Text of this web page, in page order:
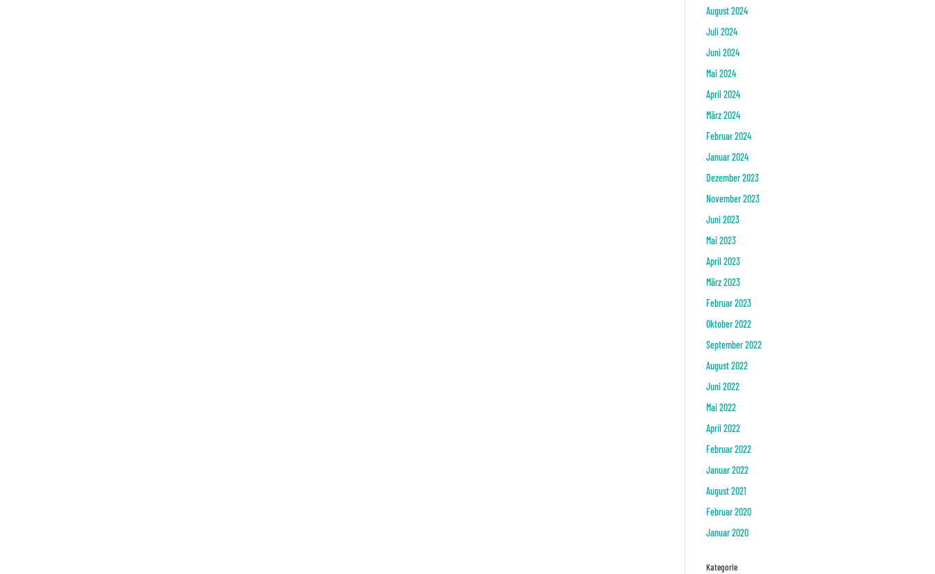
August 2024
Juli 2024
Juni 2024
Mai 2024
April 2024
März 2024
Februar 2024
Januar 2024
Dezember 2023
November 2023
Juni 2023
Mai 2023
April 2023
März 2023
Februar 2023
Oktober 2022
September 2022
August 2022
Juni 2022
Mai 2022
April 2022
Februar 2022
Januar 2022
August 2021
Februar 2020
Januar 2020
Kategorie